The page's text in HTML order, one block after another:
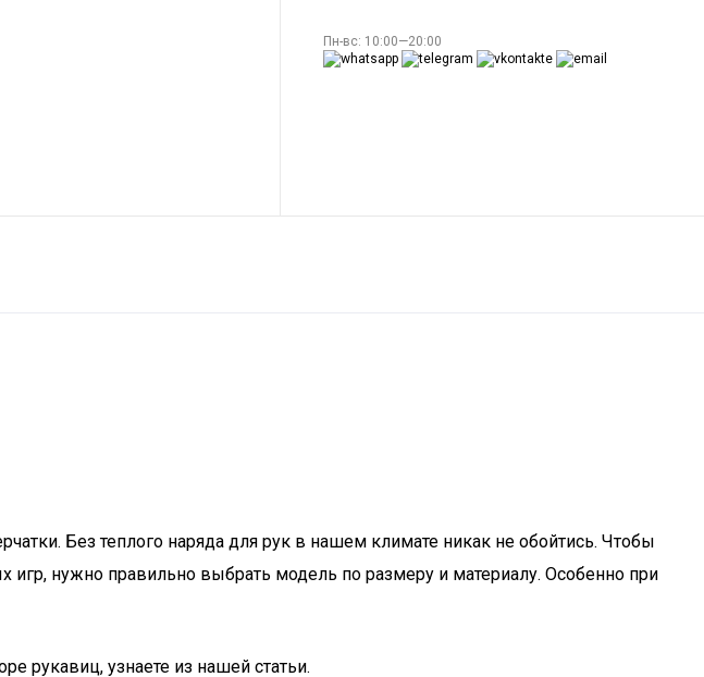
Пн-вс: 10:00—20:00
Без теплого наряда для рук в нашем климате никак не обойтись. Чтобы
нужно правильно выбрать модель по размеру и материалу. Особенно при
рукавиц, узнаете из нашей статьи.